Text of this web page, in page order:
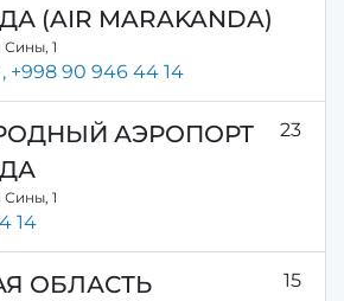
(AIR MARAKANDA)
1
, +998 90 946 44 14
АЭРОПОРТ
23
1
14
ОБЛАСТЬ
15